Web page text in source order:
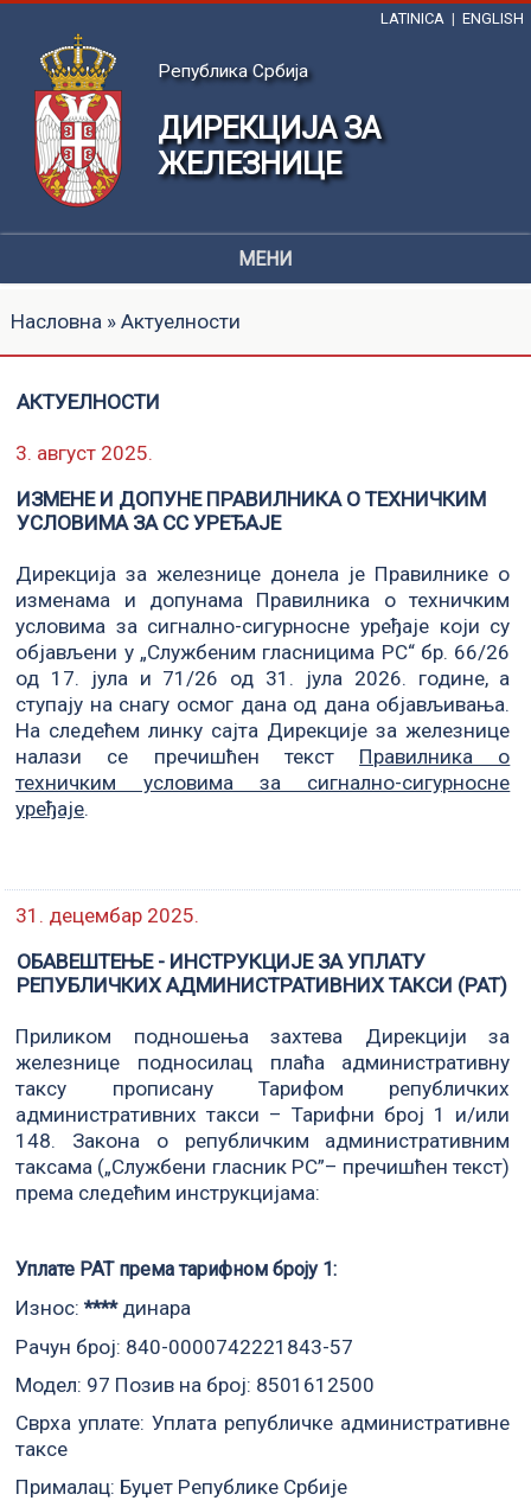
LATINICA | ENGLISH
Република Србија
ДИРЕКЦИЈА ЗА
ЖЕЛЕЗНИЦЕ
МЕНИ
Насловна» Актуелности
АКТУЕЛНОСТИ
3. август 2025.
ИЗМЕНЕ И ДОПУНЕ ПРАВИЛНИКА О ТЕХНИЧКИМ
УСЛОВИМА ЗА СС УРЕЂАЈЕ
Дирекција за железнице донела је Правилнике о
изменама и допунама Правилника о техничким
условима за сигнално-сигурносне уређаје који су
објављени у „Службеним гласницима РС“ бр. 66/26
од 17. јула и 71/26 од 31. јула 2026. године, а
ступају на снагу осмог дана од дана објављивања.
На следећем линку сајта Дирекције за железнице
налази се пречишћен текст Правилника о
техничким условима за сигнално-сигурносне
уређаје.
31. децембар 2025.
ОБАВЕШТЕЊЕ - ИНСТРУКЦИЈЕ ЗА УПЛАТУ
РЕПУБЛИЧКИХ АДМИНИСТРАТИВНИХ ТАКСИ (РАТ)
Приликом подношења захтева Дирекцији за
железнице подносилац плаћа административну
таксу прописану Тарифом републичких
административних такси – Тарифни број 1 и/или
148. Закона о републичким административним
таксама („Службени гласник РС”– пречишћен текст)
према следећим инструкцијама:
Уплате РАТ према тарифном броју 1:
Износ:****динара
Рачун број: 840-0000742221843-57
Модел: 97 Позив на број: 8501612500
Сврха уплате: Уплата републичке административне
таксе
Прималац: Буџет Републике Србије